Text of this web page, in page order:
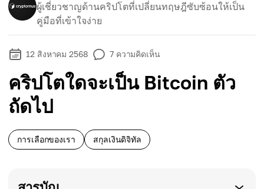
ผู้เชี่ยวชาญด้านคริปโตที่เปลี่ยนทฤษฎีซับซ้อนให้เป็น
คู่มือที่เข้าใจง่าย
12 สิงหาคม 2568 7 ความคิดเห็น
คริปโตใดจะเป็น Bitcoin ตัว
ถัดไป
การเลือกของเรา สกุลเงินดิจิทัล